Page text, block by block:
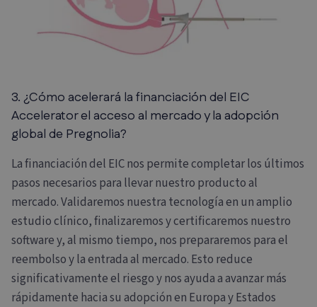
3. ¿Cómo acelerará la financiación del EIC
Accelerator el acceso al mercado y la adopción
global de Pregnolia?
La financiación del EIC nos permite completar los últimos
pasos necesarios para llevar nuestro producto al
mercado. Validaremos nuestra tecnología en un amplio
estudio clínico, finalizaremos y certificaremos nuestro
software y, al mismo tiempo, nos prepararemos para el
reembolso y la entrada al mercado. Esto reduce
significativamente el riesgo y nos ayuda a avanzar más
rápidamente hacia su adopción en Europa y Estados